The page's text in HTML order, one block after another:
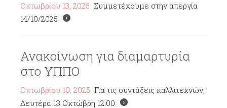
Οκτωβρίου 13, 2025 Συμμετέχουμε στην απεργία
14/10/2025
Ανακοίνωση για διαμαρτυρία
στο ΥΠΠΟ
Οκτωβρίου 10, 2025 Για τις συντάξεις καλλιτεχνών,
Δευτέρα 13 Οκτώβρη 12:00